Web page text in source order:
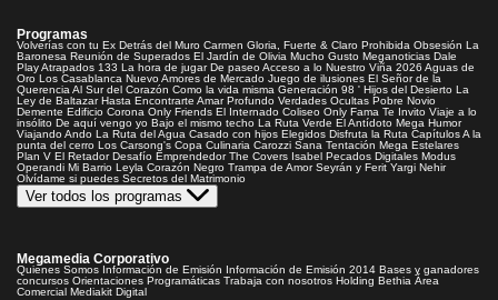
Programas
Volverías con tu Ex Detrás del Muro Carmen Gloria, Fuerte & Claro Prohibida Obsesión La
Baronesa Reunión de Superados El Jardín de Olivia Mucho Gusto Meganoticias Dale
PlayAtrapados 133 La hora de jugar De paseoAcceso a lo Nuestro Viña 2026 Aguas de
Oro Los Casablanca Nuevo Amores de Mercado Juego de ilusiones El Señor de la
Querencia Al Sur del Corazón Como la vida misma Generación 98 ' Hijos del Desierto La
Ley de Baltazar Hasta Encontrarte Amar Profundo Verdades Ocultas Pobre Novio
Demente Edificio Corona Only Friends El Internado Coliseo Only Fama Te Invito Viaje a lo
insólito De aquí vengo yo Bajo el mismo techo La Ruta Verde El Antídoto Mega Humor
Viajando Ando La Ruta del Agua Casado con hijos Elegidos Disfruta la Ruta CapítulosA la
punta del cerro Los Carsong's Copa Culinaria Carozzi Sana Tentación Mega Estelares
Plan V El Retador Desafío Emprendedor The Covers Isabel Pecados Digitales Modus
Operandi Mi Barrio Leyla Corazón Negro Trampa de Amor Seyrán y Ferit Yargi Nehir
Olvídame si puedes Secretos del Matrimonio
Ver todos los programas
Megamedia Corporativo
Quienes Somos Información de Emisión Información de Emisión 2014 Bases y ganadores
concursos Orientaciones Programáticas Trabaja con nosotros Holding Bethia Área
Comercial Mediakit Digital